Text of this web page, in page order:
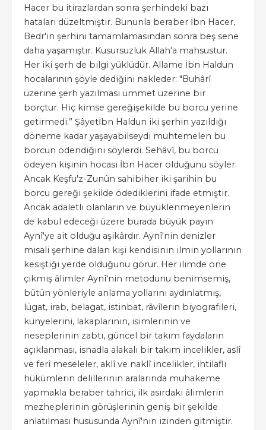
Hacer bu itirazlardan sonra şerhindeki bazı
hataları düzeltmiştir. Bununla beraber İbn Hacer,
Bedr'in şerhini tamamlamasından sonra beş sene
daha yaşamıştır. Kusursuzluk Allah'a mahsustur.
Her iki şerh de bilgi yüklüdür. Allame İbn Haldun
hocalarının şöyle dediğini nakleder: "Buhârî
üzerine şerh yazılması ümmet üzerine bir
borçtur. Hiç kimse gereğişekilde bu borcu yerine
getirmedi.” Şâyetİbn Haldun iki şerhin yazıldığı
döneme kadar yaşayabilseydi muhtemelen bu
borcun ödendiğini söylerdi. Sehâvî, bu borcu
ödeyen kişinin hocası İbn Hacer olduğunu söyler.
Ancak Keşfu'z-Zunûn sahibiher iki şarihin bu
borcu gereği şekilde ödediklerini ifade etmiştir.
Ancak adaletli olanların ve büyüklenmeyenlerin
de kabul edeceği üzere burada büyük payın
Aynî'ye ait olduğu aşikârdır. Aynî'nin denizler
misali şerhine dalan kişi kendisinin ilmin yollarının
kesiştiği yerde olduğunu görür. Her ilimde öne
çıkmış âlimler Aynî'nin metodunu benimsemiş,
bütün yönleriyle anlama yollarını aydınlatmış,
lügat, irab, belagat, istinbat, râvîlerin biyografileri,
künyelerini, lakaplarının, isimlerinin ve
neseplerinin zabtı, güncel bir takım faydaların
açıklanması, isnadla alakalı bir takım incelikler, aslî
ve ferî meseleler, aklî ve naklî incelikler, ihtilaflı
hükümlerin delillerinin aralarında muhakeme
yapmakla beraber tahrici, ilk asırdaki âlimlerin
mezheplerinin görüşlerinin geniş bir şekilde
anlatılması hususunda Aynî'nin izinden gitmiştir.